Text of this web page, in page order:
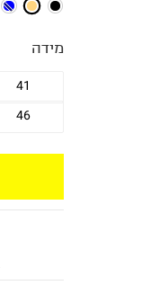
מידה
41
46